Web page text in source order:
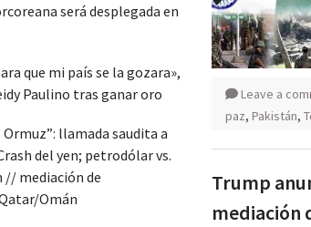
Leave a
paz, Pakistán,
Trump
mediación
será desplegada en
que mi país se la gozara»,
Paulino tras ganar oro
llamada saudita a
del yen; petrodólar vs.
// mediación de
Omán